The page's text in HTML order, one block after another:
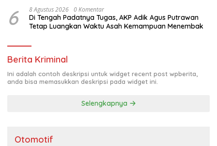
6 8 Agustus 2026 0 Komentar
Di Tengah Padatnya Tugas, AKP Adik Agus Putrawan
Tetap Luangkan Waktu Asah Kemampuan Menembak
Berita Kriminal
Ini adalah contoh deskripsi untuk widget recent post wpberita,
anda bisa memasukkan deskripsi pada widget ini.
Selengkapnya
Otomotif